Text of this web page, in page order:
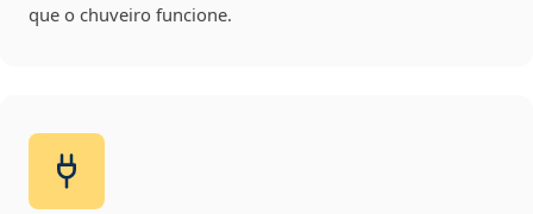
que o chuveiro funcione.